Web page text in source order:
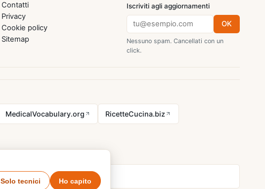
Contatti
Privacy
Cookie policy
Sitemap
Iscriviti agli aggiornamenti
OK
Nessuno spam. Cancellati con un
click.
MedicalVocabulary.org RicetteCucina.biz
Solo tecnici Ho capito